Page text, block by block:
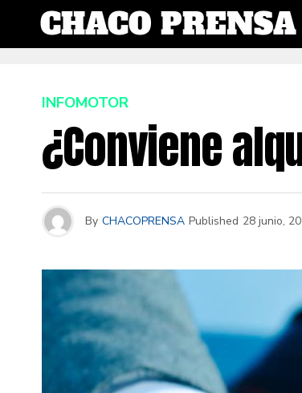
INFOMOTOR
¿Conviene
By CHACOPRENSA Published 28 junio,